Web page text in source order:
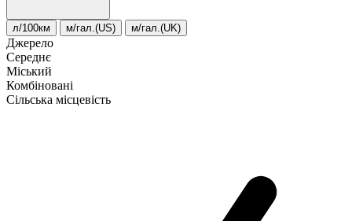
л/100км м/гал.(US) м/гал.(UK)
Джерело
Середнє
Міський
Комбіновані
Сільська місцевість